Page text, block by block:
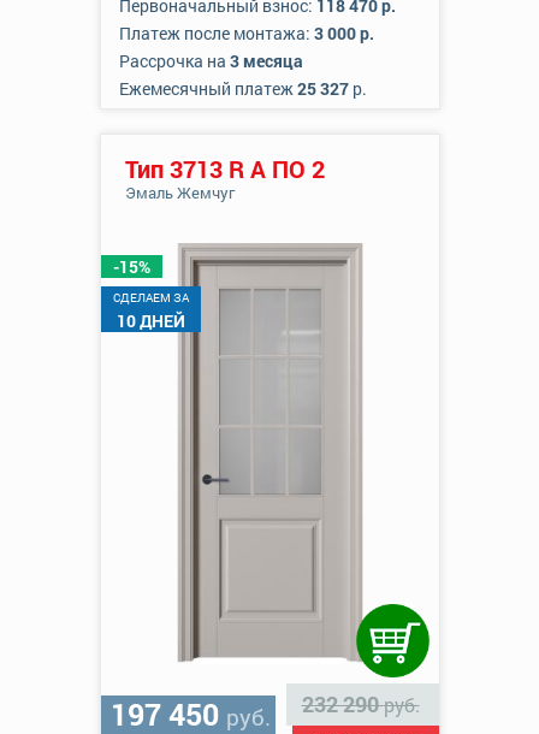
Первоначальный взнос: 118 470 р.
Платеж после монтажа: 3 000 р.
Рассрочка на 3 месяца
Ежемесячный платеж25 327р.
-15%
CДЕЛАЕМ ЗА
10 ДНЕЙ
Тип 3713 R А ПО 2
Эмаль Жемчуг
197 450 руб. 232 290руб.